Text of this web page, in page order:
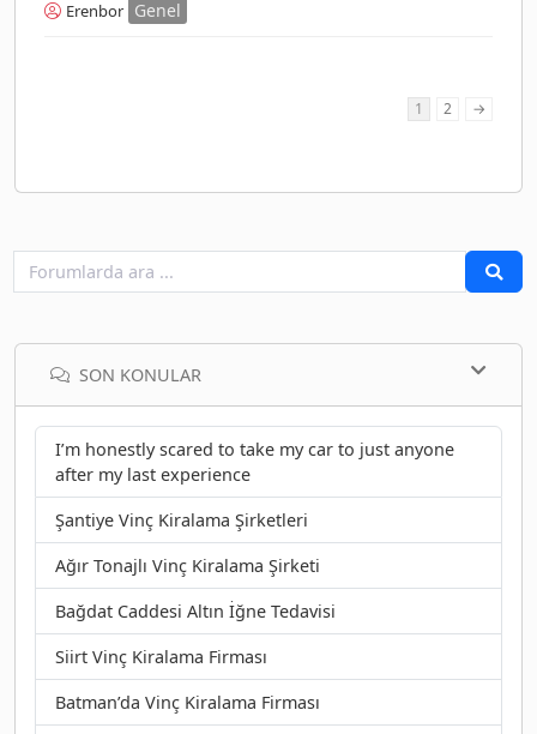
Erenbor Genel
1 2 →
SON KONULAR
I’m honestly scared to take my car to just anyone
after my last experience
Şantiye Vinç Kiralama Şirketleri
Ağır Tonajlı Vinç Kiralama Şirketi
Bağdat Caddesi Altın İğne Tedavisi
Siirt Vinç Kiralama Firması
Batman’da Vinç Kiralama Firması